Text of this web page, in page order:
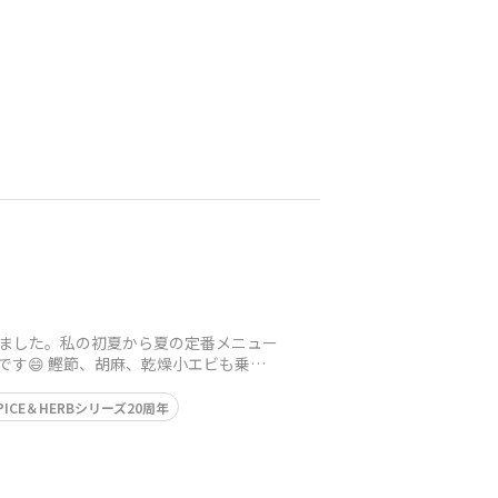
した。私の初夏から夏の定番メニュー
す😄 鰹節、胡麻、乾燥小エビも乗せ
＆HERBシリーズ20周年